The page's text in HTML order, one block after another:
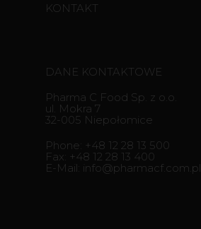
KONTAKT
DANE KONTAKTOWE
Pharma C Food Sp. z o.o.
ul. Mokra 7
32-005 Niepołomice
Phone: +48 12 28 13 500
Fax: +48 12 28 13 400
E-Mail: info@pharmacf.com.pl